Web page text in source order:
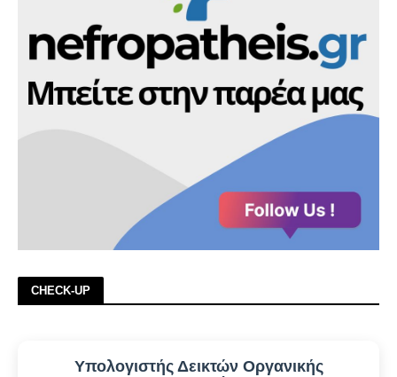
CHECK-UP
Υπολογιστής Δεικτών Οργανικής